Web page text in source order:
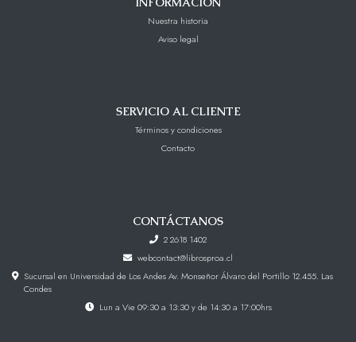
Nuestra historia
Aviso legal
SERVICIO AL CLIENTE
Términos y condiciones
Contacto
CONTÁCTANOS
2 2618 1402
webcontact@librosproa.cl
Sucursal en Universidad de Los Andes Av. Monseñor Álvaro del Portillo 12.455. Las
Condes
Lun a Vie 09:30 a 13:30 y de 14:30 a 17:00hrs